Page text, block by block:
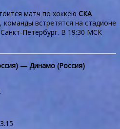
матч по хоккею СКА
, команды встретятся на стадионе
Петербург. В 19:30 МСК
— Динамо (Россия)